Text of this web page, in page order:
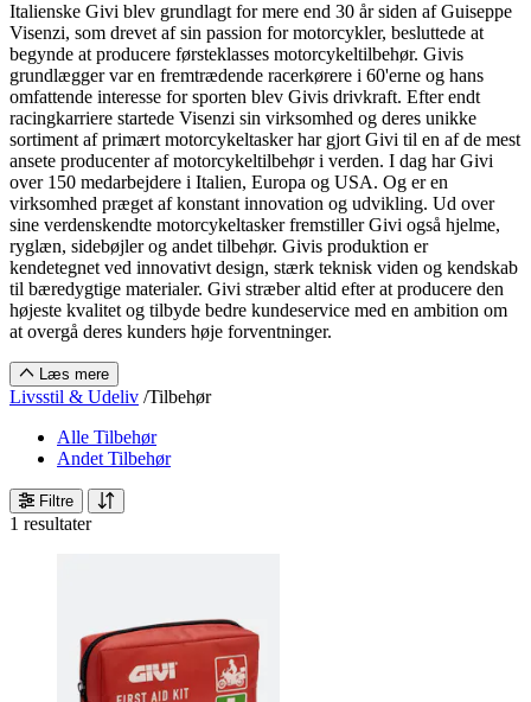
Italienske Givi blev grundlagt for mere end 30 år siden af Guiseppe
Visenzi, som drevet af sin passion for motorcykler, besluttede at
begynde at producere førsteklasses motorcykeltilbehør. Givis
grundlægger var en fremtrædende racerkørere i 60'erne og hans
omfattende interesse for sporten blev Givis drivkraft. Efter endt
racingkarriere startede Visenzi sin virksomhed og deres unikke
sortiment af primært motorcykeltasker har gjort Givi til en af de mest
ansete producenter af motorcykeltilbehør i verden. I dag har Givi
over 150 medarbejdere i Italien, Europa og USA. Og er en
virksomhed præget af konstant innovation og udvikling. Ud over
sine verdenskendte motorcykeltasker fremstiller Givi også hjelme,
ryglæn, sidebøjler og andet tilbehør. Givis produktion er
kendetegnet ved innovativt design, stærk teknisk viden og kendskab
til bæredygtige materialer. Givi stræber altid efter at producere den
højeste kvalitet og tilbyde bedre kundeservice med en ambition om
at overgå deres kunders høje forventninger.
Læs mere
Livsstil & Udeliv /Tilbehør
Alle Tilbehør
Andet Tilbehør
Filtre
1 resultater